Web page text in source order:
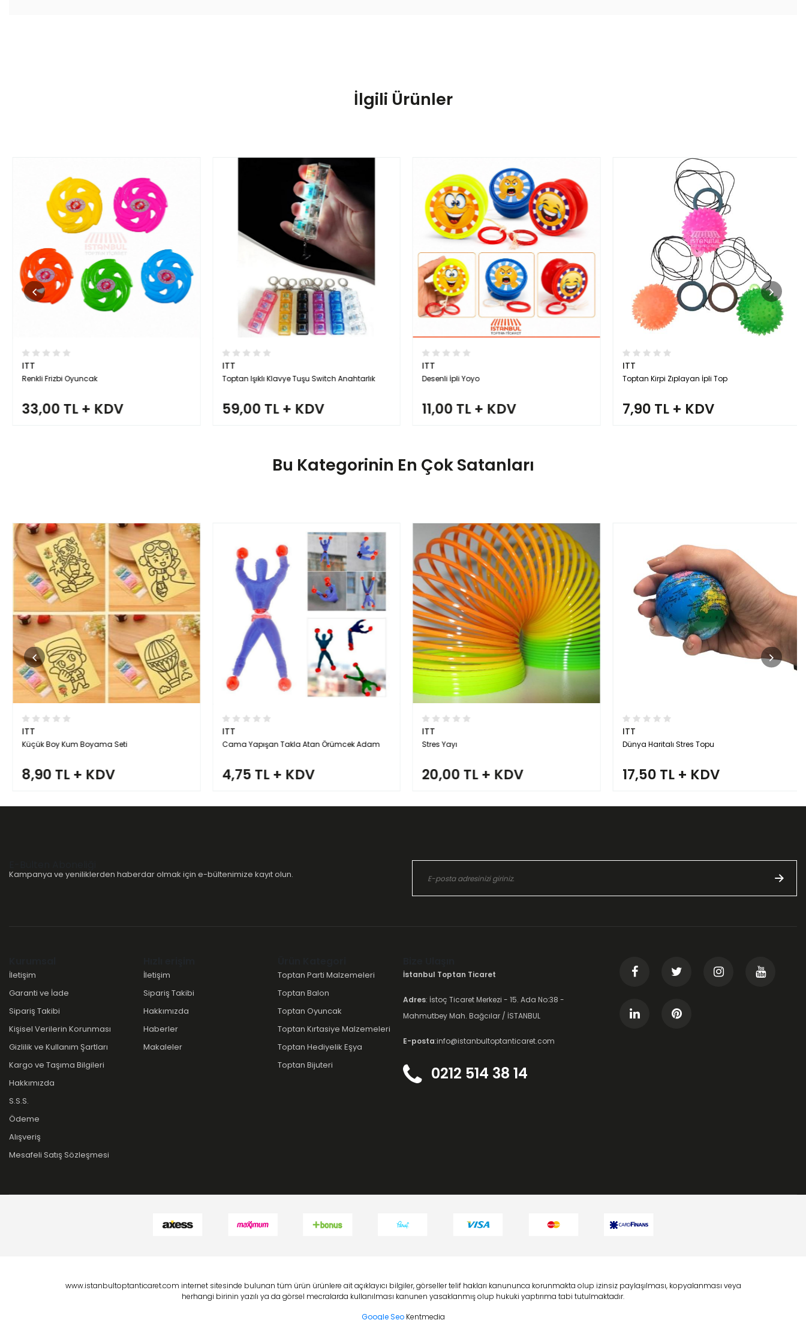
İlgili Ürünler
ITT
Renkli Frizbi Oyuncak
33,00 TL + KDV
ITT
Toptan Işıklı Klavye Tuşu Switch Anahtarlık
59,00 TL + KDV
ITT
Desenli İpli Yoyo
11,00 TL + KDV
ITT
Toptan Kirpi Zıplayan İpli Top
7,90 TL + KDV
Bu Kategorinin En Çok Satanları
ITT
Küçük Boy Kum Boyama Seti
8,90 TL + KDV
ITT
Cama Yapışan Takla Atan Örümcek Adam
4,75 TL + KDV
ITT
Stres Yayı
20,00 TL + KDV
ITT
Dünya Haritalı Stres Topu
17,50 TL + KDV
Kampanya ve yeniliklerden haberdar olmak için e-bültenimize kayıt olun.
İletişim
Garanti ve İade
Sipariş Takibi
Kişisel Verilerin Korunması
Gizlilik ve Kullanım Şartları
Kargo ve Taşıma Bilgileri
Hakkımızda
S.S.S.
Ödeme
Alışveriş
Mesafeli Satış Sözleşmesi
İletişim
Sipariş Takibi
Hakkımızda
Haberler
Makaleler
Toptan Parti Malzemeleri
Toptan Balon
Toptan Oyuncak
Toptan Kırtasiye Malzemeleri
Toptan Hediyelik Eşya
Toptan Bijuteri
İstanbul Toptan Ticaret
Adres: İstoç Ticaret Merkezi - 15. Ada No:38 -
Mahmutbey Mah. Bağcılar / İSTANBUL
E-posta:info@istanbultoptanticaret.com
0212 514 38 14
www.istanbultoptanticaret.com internet sitesinde bulunan tüm ürün ürünlere ait açıklayıcı bilgiler, görseller telif hakları kanununca korunmakta olup izinsiz paylaşılması, kopyalanması veya
herhangi birinin yazılı ya da görsel mecralarda kullanılması kanunen yasaklanmış olup hukuki yaptırıma tabi tutulmaktadır.
Google Seo Kentmedia